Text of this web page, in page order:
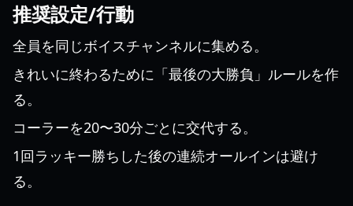
推奨設定/行動
全員を同じボイスチャンネルに集める。
きれいに終わるために「最後の大勝負」ルールを作
る。
コーラーを20〜30分ごとに交代する。
1回ラッキー勝ちした後の連続オールインは避け
る。